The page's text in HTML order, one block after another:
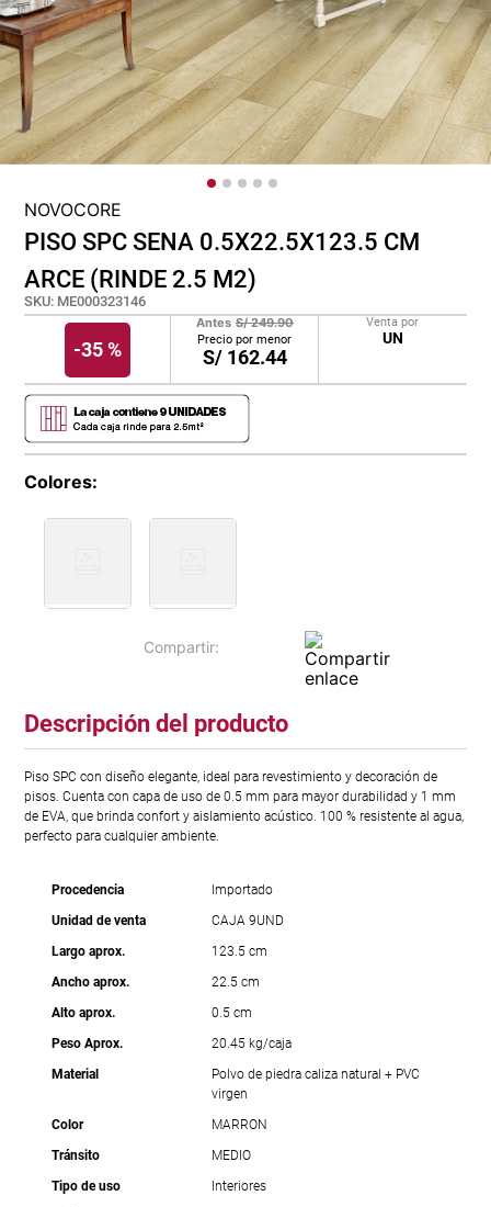
NOVOCORE
PISO SPC SENA 0.5X22.5X123.5 CM
ARCE (RINDE 2.5 M2)
SKU: ME000323146
-35 %
Antes S/249.90
Precio por menor
S/ 162.44
Venta por
UN
Colores
Descripción del producto
Piso SPC con diseño elegante, ideal para revestimiento y decoración de
pisos. Cuenta con capa de uso de 0.5 mm para mayor durabilidad y 1 mm
de EVA, que brinda confort y aislamiento acústico. 100 % resistente al agua,
perfecto para cualquier ambiente.
Procedencia
Importado
Unidad de venta
CAJA 9UND
Largo aprox.
123.5 cm
Ancho aprox.
22.5 cm
Alto aprox.
0.5 cm
Peso Aprox.
20.45 kg/caja
Material
Polvo de piedra caliza natural + PVC
virgen
Color
MARRON
Tránsito
MEDIO
Tipo de uso
Interiores
lona
pisos
plastico